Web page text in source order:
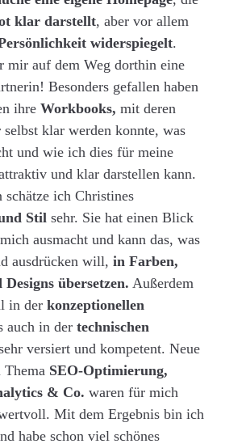
klar darstellt, aber vor allem
widerspiegelt.
mir auf dem Weg dorthin eine
Besonders gefallen haben
ihre Workbooks, mit deren
klar werden konnte, was
und wie ich dies für meine
und klar darstellen kann.
schätze ich Christines
Stil sehr. Sie hat einen Blick
ausmacht und kann das, was
ausdrücken will, in Farben,
übersetzen. Außerdem
in der konzeptionellen
auch in der technischen
versiert und kompetent. Neue
SEO-Optimierung,
& Co. waren für mich
Mit dem Ergebnis bin ich
habe schon viel schönes